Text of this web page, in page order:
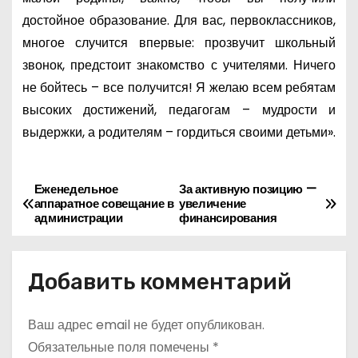
достойное образование. Для вас, первоклассников,
многое случится впервые: прозвучит школьный
звонок, предстоит знакомство с учителями. Ничего
не бойтесь – все получится! Я желаю всем ребятам
высоких достижений, педагогам – мудрости и
выдержки, а родителям – гордиться своими детьми».
Н
а
в
и
г
За активную позицию —
увеличение
финансирования
Еженедельное
аппаратное совещание в
администрации
Добавить комментарий
Ваш адрес email не будет опубликован.
Обязательные поля помечены *